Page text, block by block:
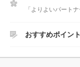
おすすめポイント
神戸市の税理士法